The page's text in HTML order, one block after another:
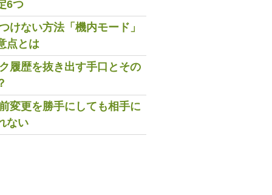
6つ
けない方法「機内モード」
点とは
履歴を抜き出す手口とその
変更を勝手にしても相手に
ない